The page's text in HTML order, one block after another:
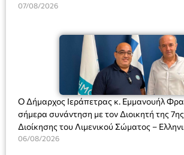
Διευθύντριας του σχολείου κας Μαριάννας
07/08/2026
Ο Δήμαρχος Ιεράπετρας κ. Εμμανουήλ
σήμερα συνάντηση με τον Διοικητή της
Διοίκησης του Λιμενικού Σώματος –
Ακτοφυλακής (Λ.Σ.-ΕΛ.ΑΚΤ.), Αρχιπλοίαρχο
06/08/2026